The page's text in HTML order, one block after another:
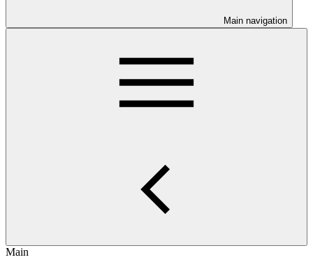
Main navigation
Main